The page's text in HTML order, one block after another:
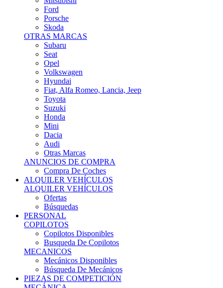
Ford
Porsche
Skoda
OTRAS MARCAS
Subaru
Seat
Opel
Volkswagen
Hyundai
Fiat, Alfa Romeo, Lancia, Jeep
Toyota
Suzuki
Honda
Mini
Dacia
Audi
Otras Marcas
ANUNCIOS DE COMPRA
Compra De Coches
ALQUILER VEHÍCULOS
ALQUILER VEHÍCULOS
Ofertas
Búsquedas
PERSONAL
COPILOTOS
Copilotos Disponibles
Busqueda De Copilotos
MECANICOS
Mecánicos Disponibles
Búsqueda De Mecánicos
PIEZAS DE COMPETICIÓN